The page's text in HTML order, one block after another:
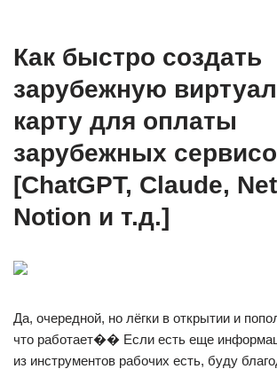
Как быстро создать
зарубежную
карту для оплаты
зарубежных
[ChatGPT, Claude,
Notion и т.д.]
Да, очередной, но лёгки в открытии и
что работает�� Если есть еще
из инструментов рабочих есть, буду